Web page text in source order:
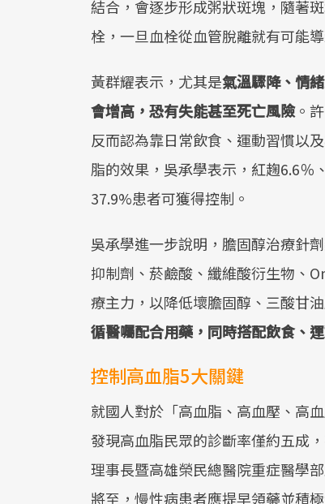
結合，會逐步形成粥狀斑塊，隨著
栓，一旦血栓從血管脫離就有可能
黃群耀表示，尤其是氣溫驟降、情
會增高，恐有失能甚至死亡風險。
反而認為靠日常飲食、運動習慣以
脂的效果，吳承學表示，紅趜6.6％
37.9%患者可獲得控制。
吳承學進一步說明，膽固醇治療針
抑制劑、菸鹼酸、纖維酸衍生物、
療主力，以降低壞膽固醇、三酸甘
循醫囑配合用藥，同時搭配飲食、
控制高血脂5大關鍵
就國人對於「高血脂、高血壓、高
發現高血脂民眾的診斷率僅約五成
理事長暨高雄榮民總醫院重症醫學
將至，慢性病患者應提早領藥並積